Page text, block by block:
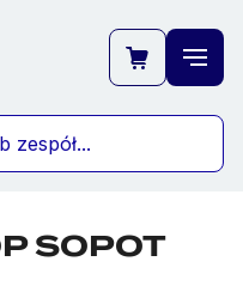
""SOPOT